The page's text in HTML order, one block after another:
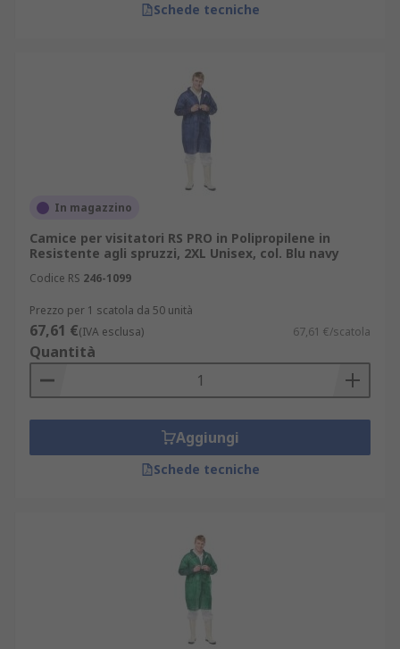
Schede tecniche
In magazzino
Camice per visitatori RS PRO in Polipropilene in
Resistente agli spruzzi, 2XL Unisex, col. Blu navy
Codice RS 246-1099
Prezzo per 1 scatola da 50 unità
67,61 €(IVA esclusa) 67,61 €/scatola
Quantità
Aggiungi
Schede tecniche